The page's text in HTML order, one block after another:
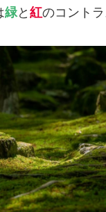
緑と 紅のコント